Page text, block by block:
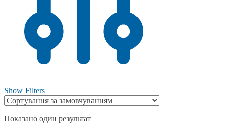
Show Filters
Показано один результат